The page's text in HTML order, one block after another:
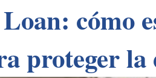
cómo
proteger